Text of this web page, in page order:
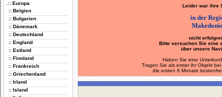
.:: Europa
:: Belgien
:: Bulgarien
:: Dänemark
:: Deutschland
:: England
:: Estland
:: Finnland
:: Frankreich
:: Griechenland
:: Irland
:: Island
Leider war ihre
in der
nicht
Bitte versuchen Sie eine
über unsere
Haben Sie eine
Tragen Sie als erster ihr Objekt
die ersten 6 Monate